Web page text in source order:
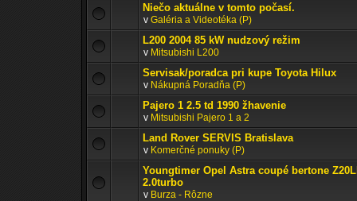
Niečo aktuálne v tomto počasí.
v Galéria a Videotéka (P)
L200 2004 85 kW nudzový režim
v Mitsubishi L200
Servisak/poradca pri kupe Toyota Hilux
v Nákupná Poradňa (P)
Pajero 1 2.5 td 1990 žhavenie
v Mitsubishi Pajero 1 a 2
Land Rover SERVIS Bratislava
v Komerčné ponuky (P)
Youngtimer Opel Astra coupé bertone
2.0turbo
v Burza - Rôzne